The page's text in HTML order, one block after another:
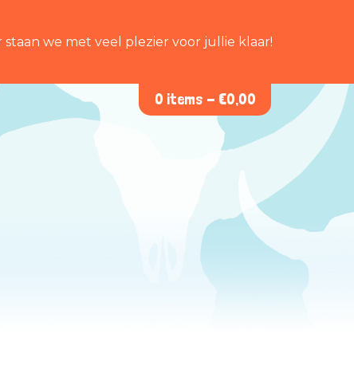
we met veel plezier voor jullie klaar!
0 items - €0,00